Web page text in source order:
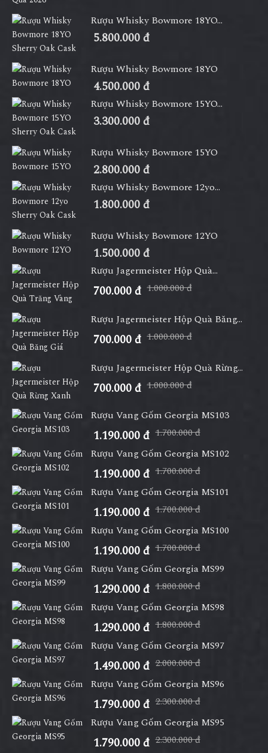
Rượu Whisky Bowmore 18YO...
5.800.000 đ
Rượu Whisky Bowmore 18YO
4.500.000 đ
Rượu Whisky Bowmore 15YO...
3.300.000 đ
Rượu Whisky Bowmore 15YO
2.800.000 đ
Rượu Whisky Bowmore 12yo...
1.800.000 đ
Rượu Whisky Bowmore 12YO
1.500.000 đ
Rượu Jagermeister Hộp Quà...
700.000 đ 1.000.000 đ
Rượu Jagermeister Hộp Quà Băng...
700.000 đ 1.000.000 đ
Rượu Jagermeister Hộp Quà Rừng...
700.000 đ 1.000.000 đ
Rượu Vang Gốm Georgia MS103
1.190.000 đ 1.700.000 đ
Rượu Vang Gốm Georgia MS102
1.190.000 đ 1.700.000 đ
Rượu Vang Gốm Georgia MS101
1.190.000 đ 1.700.000 đ
Rượu Vang Gốm Georgia MS100
1.190.000 đ 1.700.000 đ
Rượu Vang Gốm Georgia MS99
1.290.000 đ 1.800.000 đ
Rượu Vang Gốm Georgia MS98
1.290.000 đ 1.800.000 đ
Rượu Vang Gốm Georgia MS97
1.490.000 đ 2.000.000 đ
Rượu Vang Gốm Georgia MS96
1.790.000 đ 2.300.000 đ
Rượu Vang Gốm Georgia MS95
1.790.000 đ 2.300.000 đ